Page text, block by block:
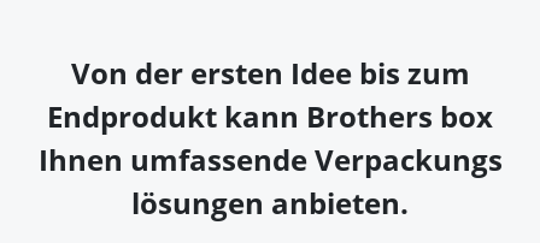
Von der ersten Idee bis zum
Endprodukt kann Brothers box
Ihnen umfassende Verpackungs
lösungen anbieten.